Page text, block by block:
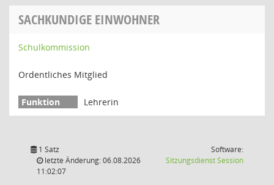
SACHKUNDIGE EINWOHNER
Schulkommission
Ordentliches Mitglied
Lehrerin
1 Satz
letzte Änderung: 06.08.2026
11:02:07
Software:
SitzungsdienstSession(Wird in